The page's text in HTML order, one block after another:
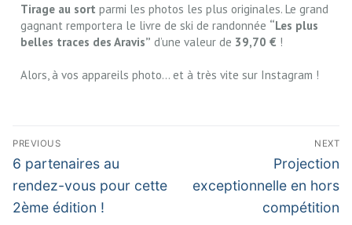
Tirage au sort parmi les photos les plus originales. Le grand
gagnant remportera le livre de ski de randonnée “Les plus
belles traces des Aravis” d’une valeur de 39,70 € !
Alors, à vos appareils photo… et à très vite sur Instagram !
PREVIOUS
6 partenaires au
rendez-vous pour cette
2ème édition !
NEXT
Projection
exceptionnelle en hors
compétition